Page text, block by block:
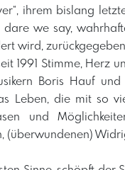
ihrem bislang
dare we say,
wird,
1991 Stimme, Herz
Boris Hauf und
Leben, die mit so
und
(überwundenen)